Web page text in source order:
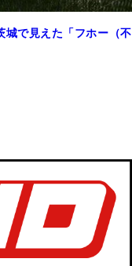
城で見えた「フホー（不